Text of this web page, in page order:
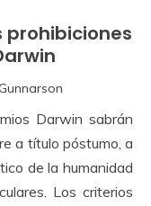
prohibiciones
Darwin sabrán
a título póstumo, a
de la humanidad
Los criterios